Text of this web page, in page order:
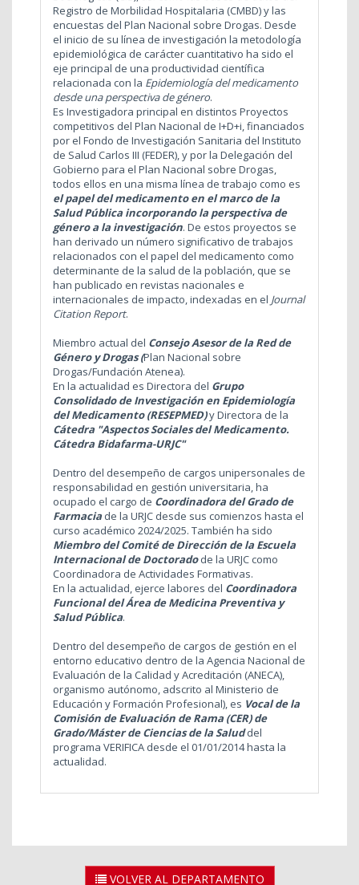
Registro de Morbilidad Hospitalaria (CMBD) y las
encuestas del Plan Nacional sobre Drogas. Desde
el inicio de su línea de investigación la metodología
epidemiológica de carácter cuantitativo ha sido el
eje principal de una productividad científica
relacionada con la Epidemiología del medicamento
desde una perspectiva de género.
Es Investigadora principal en distintos Proyectos
competitivos del Plan Nacional de I+D+i, financiados
por el Fondo de Investigación Sanitaria del Instituto
de Salud Carlos III (FEDER), y por la Delegación del
Gobierno para el Plan Nacional sobre Drogas,
todos ellos en una misma línea de trabajo como es
el papel del medicamento en el marco de la
Salud Pública incorporando la perspectiva de
género a la investigación. De estos proyectos se
han derivado un número significativo de trabajos
relacionados con el papel del medicamento como
determinante de la salud de la población, que se
han publicado en revistas nacionales e
internacionales de impacto, indexadas en el Journal
Citation Report.
Miembro actual del Consejo Asesor de la Red de
Género y Drogas (Plan Nacional sobre
Drogas/Fundación Atenea).
En la actualidad es Directora del Grupo
Consolidado de Investigación en Epidemiología
del Medicamento (RESEPMED)y Directora de la
Cátedra "Aspectos Sociales del Medicamento.
Cátedra Bidafarma-URJC"
Dentro del desempeño de cargos unipersonales de
responsabilidad en gestión universitaria, ha
ocupado el cargo de Coordinadora del Grado de
Farmacia de la URJC desde sus comienzos hasta el
curso académico 2024/2025. También ha sido
Miembro del Comité de Dirección de la Escuela
Internacional de Doctoradode la URJC como
Coordinadora de Actividades Formativas.
En la actualidad, ejerce labores del Coordinadora
Funcional del Área de Medicina Preventiva y
Salud Pública.
Dentro del desempeño de cargos de gestión en el
entorno educativo dentro de la Agencia Nacional de
Evaluación de la Calidad y Acreditación (ANECA),
organismo autónomo, adscrito al Ministerio de
Educación y Formación Profesional), es Vocal de la
Comisión de Evaluación de Rama (CER) de
Grado/Máster de Ciencias de la Saluddel
programa VERIFICA desde el 01/01/2014 hasta la
actualidad.
VOLVER AL DEPARTAMENTO